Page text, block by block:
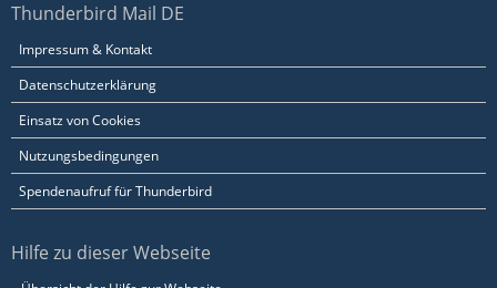
Thunderbird Mail DE
Impressum & Kontakt
Datenschutzerklärung
Einsatz von Cookies
Nutzungsbedingungen
Spendenaufruf für Thunderbird
Hilfe zu dieser Webseite